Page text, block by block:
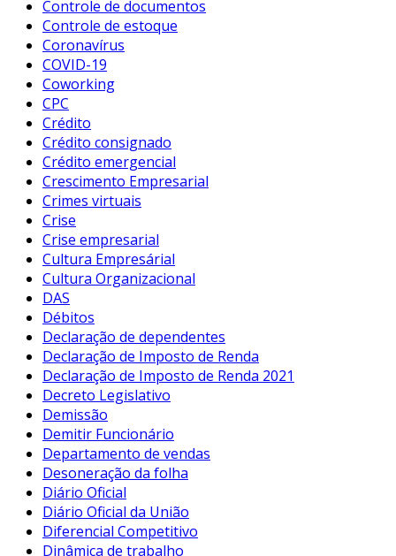
Controle de documentos
Controle de estoque
Coronavírus
COVID-19
Coworking
CPC
Crédito
Crédito consignado
Crédito emergencial
Crescimento Empresarial
Crimes virtuais
Crise
Crise empresarial
Cultura Empresárial
Cultura Organizacional
DAS
Débitos
Declaração de dependentes
Declaração de Imposto de Renda
Declaração de Imposto de Renda 2021
Decreto Legislativo
Demissão
Demitir Funcionário
Departamento de vendas
Desoneração da folha
Diário Oficial
Diário Oficial da União
Diferencial Competitivo
Dinâmica de trabalho